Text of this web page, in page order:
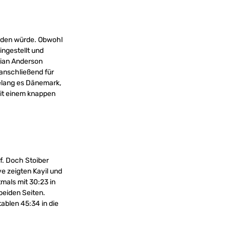
würde. Obwohl
und
Anderson
für
es Dänemark,
einem knappen
Doch Stoiber
zeigten Kayil und
mit 30:23 in
Seiten.
45:34 in die